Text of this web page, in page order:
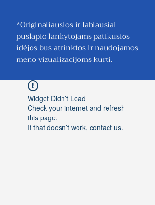
*Originaliausios ir labiausiai
puslapio lankytojams patikusios
idėjos bus atrinktos ir naudojamos
meno vizualizacijoms kurti.
Widget Didn’t Load
Check your internet and refresh
this page.
If that doesn’t work, contact us.